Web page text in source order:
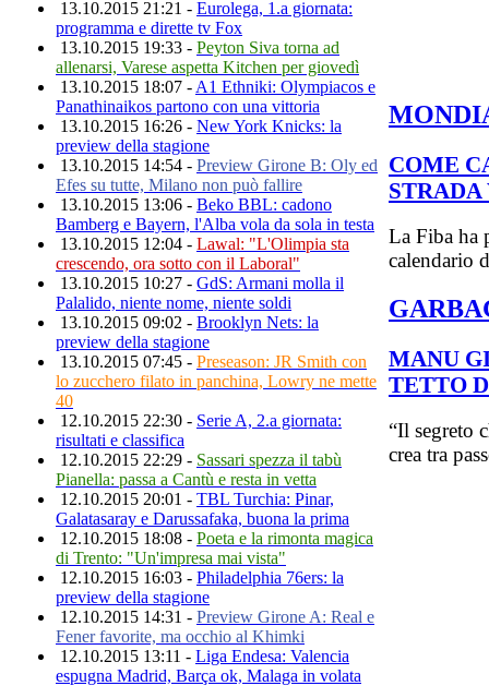
13.10.2015 21:21 - Eurolega, 1.a giornata:
programma e dirette tv Fox
13.10.2015 19:33 - Peyton Siva torna ad
allenarsi, Varese aspetta Kitchen per giovedì
13.10.2015 18:07 - A1 Ethniki: Olympiacos e
Panathinaikos partono con una vittoria
13.10.2015 16:26 - New York Knicks: la
preview della stagione
13.10.2015 14:54 - Preview Girone B: Oly ed
Efes su tutte, Milano non può fallire
13.10.2015 13:06 - Beko BBL: cadono
Bamberg e Bayern, l'Alba vola da sola in testa
13.10.2015 12:04 - Lawal: "L'Olimpia sta
crescendo, ora sotto con il Laboral"
13.10.2015 10:27 - GdS: Armani molla il
Palalido, niente nome, niente soldi
13.10.2015 09:02 - Brooklyn Nets: la
preview della stagione
13.10.2015 07:45 - Preseason: JR Smith con
lo zucchero filato in panchina, Lowry ne mette
40
12.10.2015 22:30 - Serie A, 2.a giornata:
risultati e classifica
12.10.2015 22:29 - Sassari spezza il tabù
Pianella: passa a Cantù e resta in vetta
12.10.2015 20:01 - TBL Turchia: Pinar,
Galatasaray e Darussafaka, buona la prima
12.10.2015 18:08 - Poeta e la rimonta magica
di Trento: "Un'impresa mai vista"
12.10.2015 16:03 - Philadelphia 76ers: la
preview della stagione
12.10.2015 14:31 - Preview Girone A: Real e
Fener favorite, ma occhio al Khimki
12.10.2015 13:11 - Liga Endesa: Valencia
espugna Madrid, Barça ok, Malaga in volata
COME
La Fiba ha
calendario
MANU
TETTO
“Il segreto
crea tra